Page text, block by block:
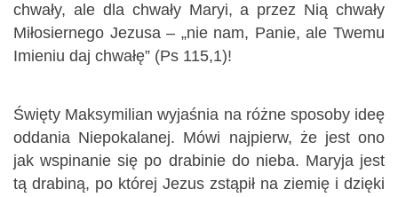
chwały, ale dla chwały Maryi, a przez Nią chwały
Miłosiernego Jezusa – „nie nam, Panie, ale Twemu
Imieniu daj chwałę” (Ps 115,1)!
Święty Maksymilian wyjaśnia na różne sposoby ideę
oddania Niepokalanej. Mówi najpierw, że jest ono
jak wspinanie się po drabinie do nieba. Maryja jest
tą drabiną, po której Jezus zstąpił na ziemię i dzięki